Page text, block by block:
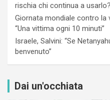
rischia chi continua a usarlo?
Giornata mondiale contro la
“Una vittima ogni 10 minuti”
Israele, Salvini: “Se
benvenuto”
Dai un'occhiata